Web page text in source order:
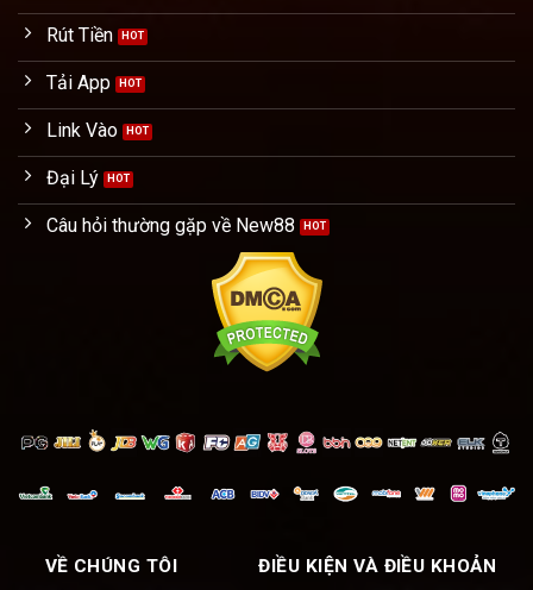
Rút Tiền
Tải App
Link Vào
Đại Lý
Câu hỏi thường gặp về New88
VỀ CHÚNG TÔI ĐIỀU KIỆN VÀ ĐIỀU KHOẢN